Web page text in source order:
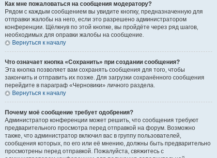
Как мне пожаловаться на сообщения модератору?
Рядом с каждым сообщением вы увидите кнопку, предназначенную для
отправки жалобы на него, если это разрешено администратором
конференции. Щёлкнув по этой кнопке, вы пройдёте через ряд шагов,
необходимых для оправки жалобы на сообщение.
Вернуться к началу
Что означает кнопка «Сохранить» при создании сообщения?
Эта кнопка позволяет вам сохранять сообщения для того, чтобы
закончить и отправить их позже. Для загрузки сохранённого сообщения
перейдите в параграф «Черновики» личного раздела.
Вернуться к началу
Почему моё сообщение требует одобрения?
Администратор конференции может решить, что сообщения требуют
предварительного просмотра перед отправкой на форум. Возможно
также, что администратор включил вас в группу пользователей,
сообщения которых, по его или её мнению, должны быть предварительно
просмотрены перед отправкой. Пожалуйста, свяжитесь с